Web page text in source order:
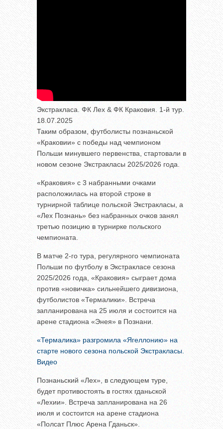
Экстракласа. ФК Лех & ФК Краковия. 1-й тур.
18.07.2025
Таким образом, футболисты познаньской
«Краковии» с победы над чемпионом
Польши минувшего первенства, стартовали в
новом сезоне Экстракласы 2025/2026 года.
«Краковия» с 3 набранными очками
расположилась на второй строке в
турнирной таблице польской Экстракласы, а
«Лех Познань» без набранных очков занял
третью позицию в турнирке польского
чемпионата.
В матче 2-го тура, регулярного чемпионата
Польши по футболу в Экстракласе сезона
2025/2026 года, «Краковия» сыграет дома
против «новичка» сильнейшего дивизиона,
футболистов «Термалики». Встреча
запланирована на 25 июля и состоится на
арене стадиона «Энея» в Познани.
«Термалика» разгромила «Ягеллонию» на
старте нового сезона польской Экстракласы.
Видео
Познаньский «Лех», в следующем туре,
будет противостоять в гостях гданьской
«Лехии». Встреча запланирована на 26
июля и состоится на арене стадиона
«Полсат Плюс Арена Гданьск».